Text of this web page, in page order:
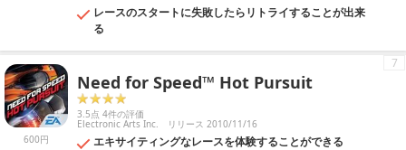
レースのスタートに失敗したらリトライすることが出来
る
600円
Need for Speed™ Hot Pursuit
3.5点 4件の評価
Electronic Arts Inc. リリース 2010/11/16
エキサイティングなレースを体験することができる
7